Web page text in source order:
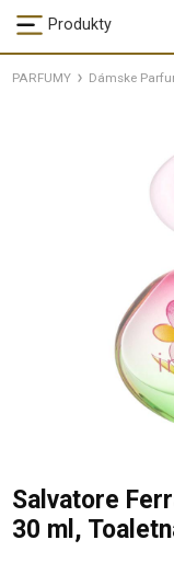
Produkty
PARFUMY Dámske
Salvatore
30 ml,